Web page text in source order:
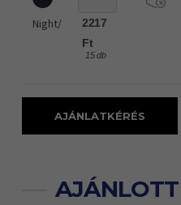
Night/
2217
Ft
15 db
AJÁNLATKÉRÉS